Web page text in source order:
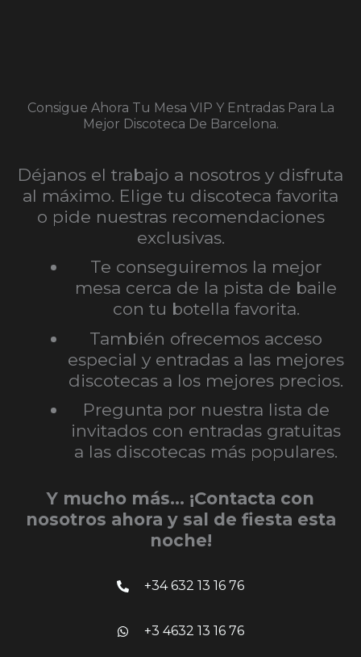
Consigue Ahora Tu Mesa VIP Y Entradas Para La
Mejor Discoteca De Barcelona.
Déjanos el trabajo a nosotros y disfruta
al máximo. Elige tu discoteca favorita
o pide nuestras recomendaciones
exclusivas.
Te conseguiremos la mejor
mesa cerca de la pista de baile
con tu botella favorita.
También ofrecemos acceso
especial y entradas a las mejores
discotecas a los mejores precios.
Pregunta por nuestra lista de
invitados con entradas gratuitas
a las discotecas más populares.
Y mucho más… ¡Contacta con
nosotros ahora y sal de fiesta esta
noche!
+34 632 13 16 76
+3 4632 13 16 76